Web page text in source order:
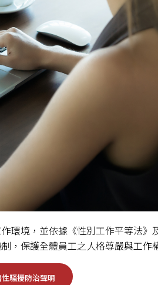
環境，並依據《性別工作平等法》
，保護全體員工之人格尊嚴與工作
騷擾防治聲明